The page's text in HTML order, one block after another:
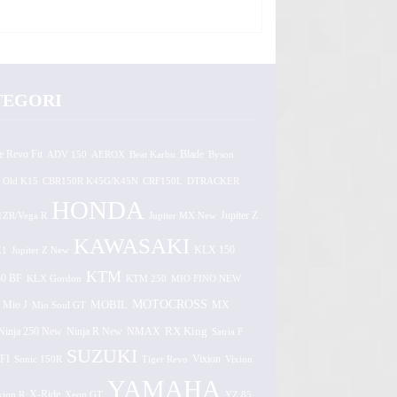
Revo Fit ADV 150 AEROX Beat Karbu
Old K15 CBR150R K45G/K45N CRF150L DTRACKER
Vega R HONDA Jupiter MX New Jupiter Z
Jupiter Z New KAWASAKI KLX 150
KLX Gordon KTM KTM 250 MIO FINO NEW
Mio J Mio Soul GT MOBIL MOTOCROSS MX
250 New Ninja R New NMAX RX King Satria F
Sonic 150R SUZUKI Tiger Revo Vixion Vixion
R YAMAHA